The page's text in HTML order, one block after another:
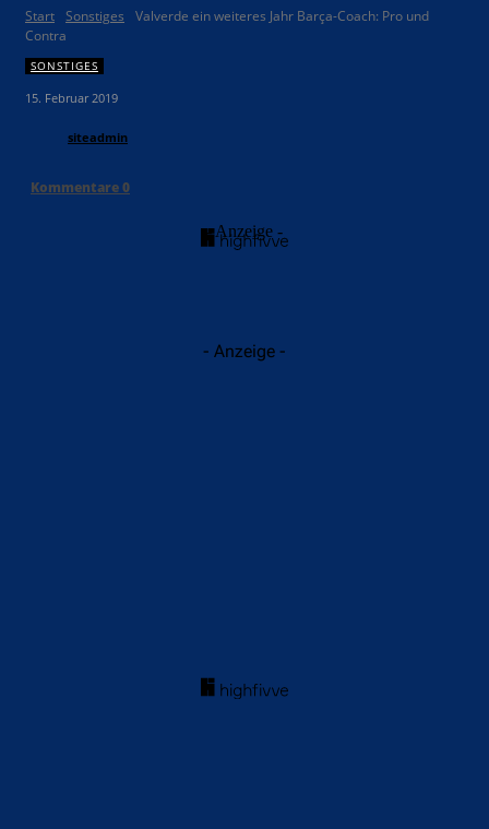
Start Sonstiges
Valverde ein weiteres Jahr Barça-Coach: Pro und
Contra
SONSTIGES
15. Februar 2019
siteadmin
Kommentare0
- Anzeige -
- Anzeige -